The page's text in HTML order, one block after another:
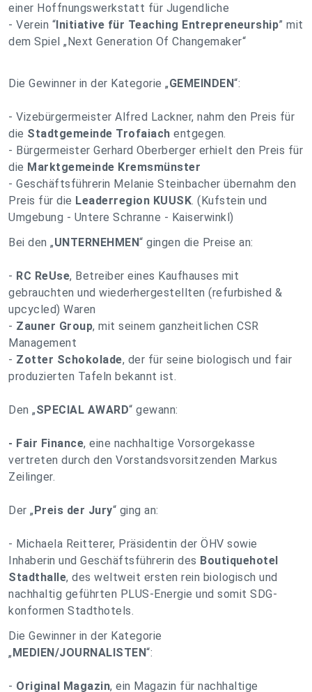
einer Hoffnungswerkstatt für Jugendliche
- Verein “Initiative für Teaching Entrepreneurship” mit
dem Spiel „Next Generation Of Changemaker“
Die Gewinner in der Kategorie „GEMEINDEN“:
- Vizebürgermeister Alfred Lackner, nahm den Preis für
die Stadtgemeinde Trofaiach entgegen.
- Bürgermeister Gerhard Oberberger erhielt den Preis für
die Marktgemeinde Kremsmünster
- Geschäftsführerin Melanie Steinbacher übernahm den
Preis für die Leaderregion KUUSK. (Kufstein und
Umgebung - Untere Schranne - Kaiserwinkl)
Bei den „UNTERNEHMEN“ gingen die Preise an:
- RC ReUse, Betreiber eines Kaufhauses mit
gebrauchten und wiederhergestellten (refurbished &
upcycled) Waren
- Zauner Group, mit seinem ganzheitlichen CSR
Management
- Zotter Schokolade, der für seine biologisch und fair
produzierten Tafeln bekannt ist.
Den „SPECIAL AWARD“ gewann:
- Fair Finance, eine nachhaltige Vorsorgekasse
vertreten durch den Vorstandsvorsitzenden Markus
Zeilinger.
Der „Preis der Jury“ ging an:
- Michaela Reitterer, Präsidentin der ÖHV sowie
Inhaberin und Geschäftsführerin des Boutiquehotel
Stadthalle, des weltweit ersten rein biologisch und
nachhaltig geführten PLUS-Energie und somit SDG-
konformen Stadthotels.
Die Gewinner in der Kategorie
„MEDIEN/JOURNALISTEN“:
- Original Magazin, ein Magazin für nachhaltige